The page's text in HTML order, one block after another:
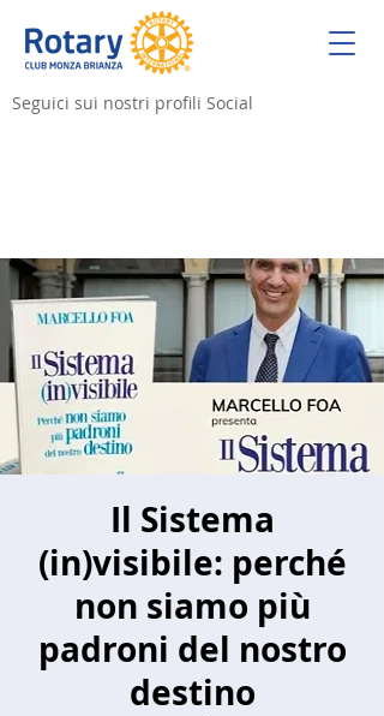
Seguici sui nostri profili Social
Il Sistema
(in)visibile: perché
non siamo più
padroni del nostro
destino